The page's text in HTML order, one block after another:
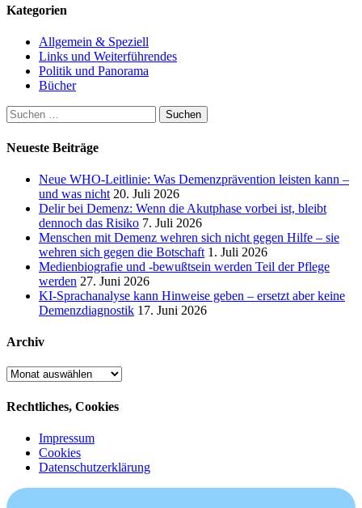
Kategorien
Allgemein & Speziell
Links und Weiterführendes
Politik und Panorama
Bücher
Suchen
nach:
Neueste Beiträge
Neue WHO-Leitlinie: Was Demenzprävention leisten kann –
und was nicht 20. Juli 2026
Delir bei Demenz: Wenn die Akutphase vorbei ist, bleibt
dennoch das Risiko 7. Juli 2026
Menschen mit Demenz wehren sich nicht gegen Hilfe – sie
wehren sich gegen die Botschaft 1. Juli 2026
Medienbiografie und -bewußtsein werden Teil der Pflege
werden 27. Juni 2026
KI-Sprachanalyse kann Hinweise geben – ersetzt aber keine
Demenzdiagnostik 17. Juni 2026
Archiv
Archiv
Rechtliches, Cookies
Impressum
Cookies
Datenschutzerklärung